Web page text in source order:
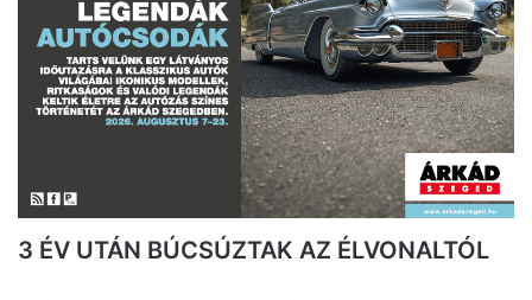
3 ÉV UTÁN BÚCSÚZTAK AZ ÉLVONALTÓL